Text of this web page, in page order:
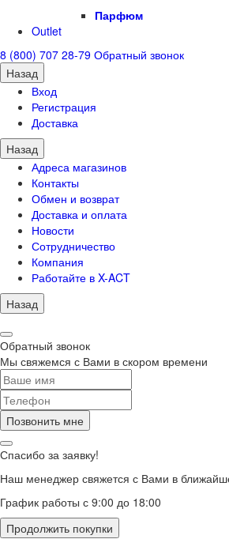
Парфюм
Outlet
8 (800) 707 28-79 Обратный звонок
Назад
Вход
Регистрация
Доставка
Назад
Адреса магазинов
Контакты
Обмен и возврат
Доставка и оплата
Новости
Сотрудничество
Компания
Работайте в X-ACT
Назад
Обратный звонок
Мы свяжемся с Вами в скором времени
Позвонить мне
Спасибо за заявку!
Наш менеджер свяжется с Вами в
График работы с 9:00 до 18:00
Продолжить покупки